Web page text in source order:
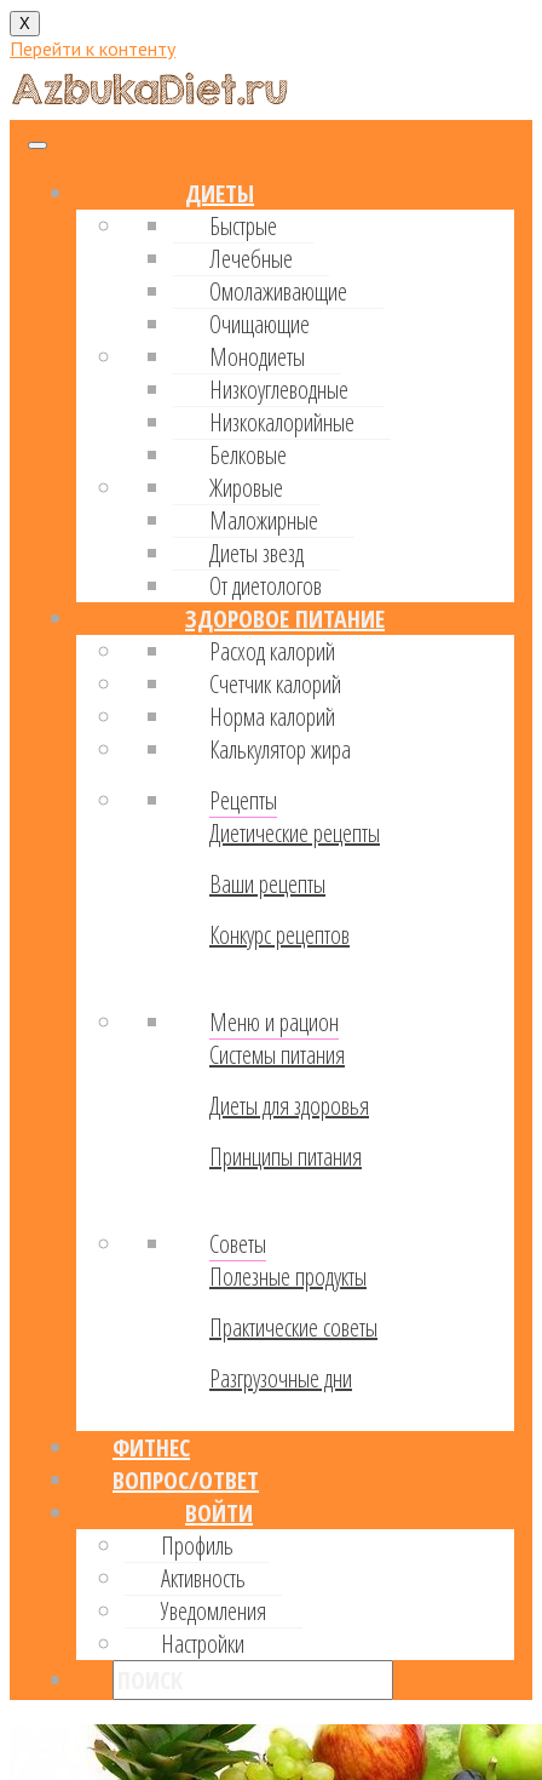
X
Перейти к контенту
ДИЕТЫ
Быстрые
Лечебные
Омолаживающие
Очищающие
Монодиеты
Низкоуглеводные
Низкокалорийные
Белковые
Жировые
Маложирные
Диеты звезд
От диетологов
ЗДОРОВОЕ ПИТАНИЕ
Расход калорий
Cчетчик калорий
Норма калорий
Калькулятор жира
Рецепты
Диетические рецепты
Ваши рецепты
Конкурс рецептов
Меню и рацион
Системы питания
Диеты для здоровья
Принципы питания
Советы
Полезные продукты
Практические советы
Разгрузочные дни
ФИТНЕС
ВОПРОС/ОТВЕТ
ВОЙТИ
Профиль
Активность
Уведомления
Настройки